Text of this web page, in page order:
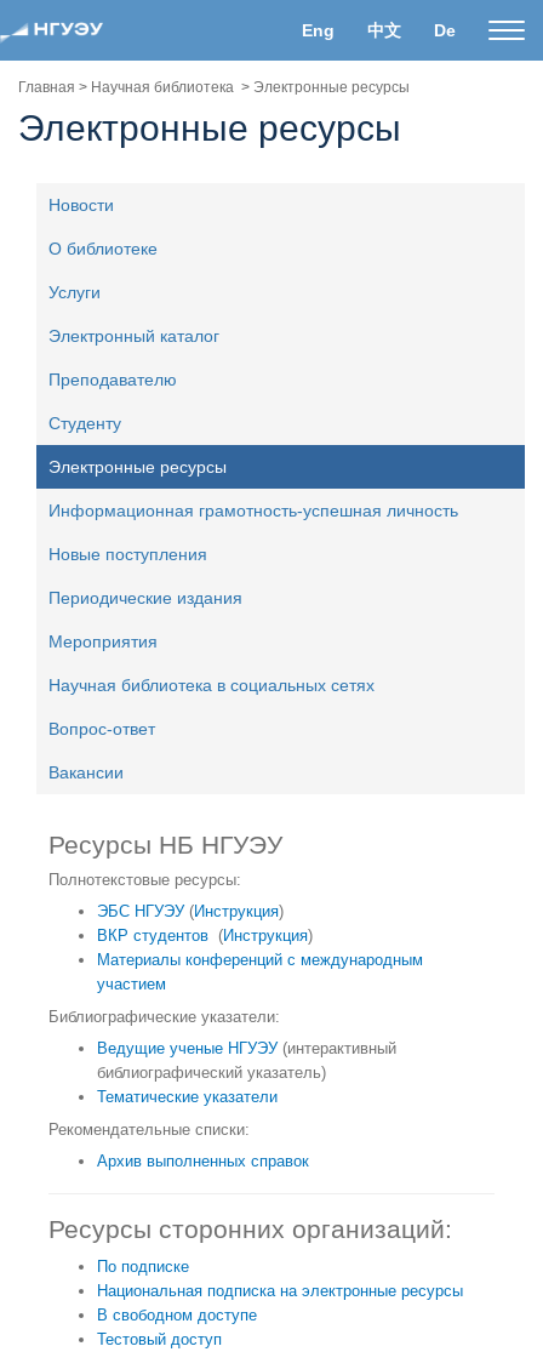
Eng 中文 De
Главная > Научная библиотека > Электронные ресурсы
Электронные ресурсы
Новости
О библиотеке
Услуги
Электронный каталог
Преподавателю
Студенту
Электронные ресурсы
Информационная грамотность-успешная личность
Новые поступления
Периодические издания
Мероприятия
Научная библиотека в социальных сетях
Вопрос-ответ
Вакансии
Ресурсы НБ НГУЭУ
Полнотекстовые ресурсы:
ЭБС НГУЭУ(Инструкция)
ВКР студентов (Инструкция)
Материалы конференций с международным
участием
Библиографические указатели:
Ведущие ученые НГУЭУ(интерактивный
библиографический указатель)
Тематические указатели
Рекомендательные списки:
Архив выполненных справок
Ресурсы сторонних организаций:
По подписке
Национальная подписка на электронные ресурсы
В свободном доступе
Тестовый доступ